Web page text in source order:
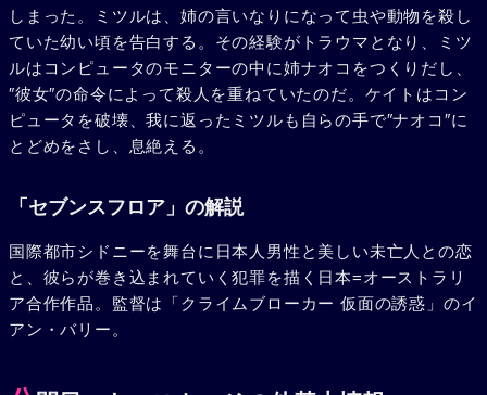
しまった。ミツルは、姉の言いなりになって虫や動物を殺し
ていた幼い頃を告白する。その経験がトラウマとなり、ミツ
ルはコンピュータのモニターの中に姉ナオコをつくりだし、
″彼女″の命令によって殺人を重ねていたのだ。ケイトはコン
ピュータを破壊、我に返ったミツルも自らの手で″ナオコ″に
とどめをさし、息絶える。
「セブンスフロア」の解説
国際都市シドニーを舞台に日本人男性と美しい未亡人との恋
と、彼らが巻き込まれていく犯罪を描く日本=オーストラリ
ア合作作品。監督は「クライムブローカー 仮面の誘惑」のイ
アン・バリー。